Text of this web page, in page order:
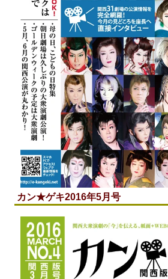
カン★ゲキ2016年5月号